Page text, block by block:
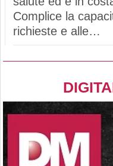
Complice la
richieste e alle…